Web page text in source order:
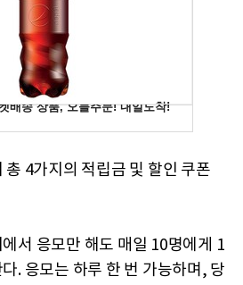
총 4가지의 적립금 및 할인 쿠폰
서 응모만 해도 매일 10명에게 1
. 응모는 하루 한 번 가능하며, 당